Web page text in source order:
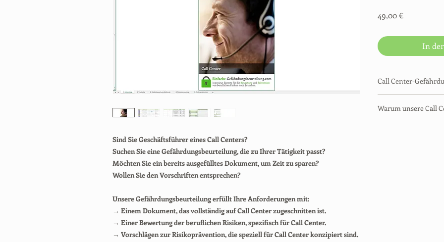
Sind Sie Geschäftsführer eines Call Centers?
Suchen Sie eine Gefährdungsbeurteilung, die zu Ihrer Tätigkeit passt?
Möchten Sie ein bereits ausgefülltes Dokument, um Zeit zu sparen?
Wollen Sie den Vorschriften entsprechen?
Unsere Gefährdungsbeurteilung erfüllt Ihre Anforderungen mit:
→ Einem Dokument, das vollständig auf Call Center zugeschnitten ist.
→ Einer Bewertung der beruflichen Risiken, spezifisch für Call Center.
→ Vorschlägen zur Risikoprävention, die speziell für Call Center konzipiert sind.
49,00 €Preis
In
Call Center-
| Sofortiger
Warum unsere Call